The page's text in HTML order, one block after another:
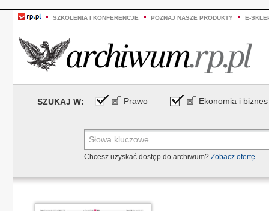
SZKOLENIA I KONFERENCJE POZNAJ NASZE PRODUKTY E-
SZUKAJ W: Prawo Ekonomia i biznes
Chcesz uzyskać dostęp do archiwum? Zobacz ofertę